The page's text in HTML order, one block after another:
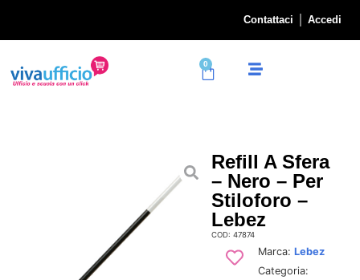
Contattaci Accedi
0
Refill A Sfera
– Nero – Per
Stiloforo –
Lebez
COD: 47874
Marca: Lebez
Categoria: